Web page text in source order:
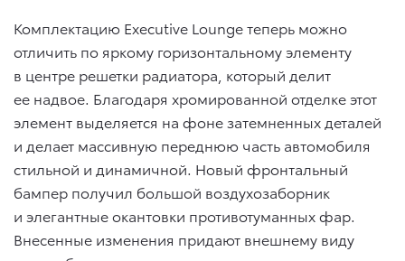
Комплектацию Executive Lounge теперь можно
отличить по яркому горизонтальному элементу
в центре решетки радиатора, который делит
ее надвое. Благодаря хромированной отделке этот
элемент выделяется на фоне затемненных деталей
и делает массивную переднюю часть автомобиля
стильной и динамичной. Новый фронтальный
бампер получил большой воздухозаборник
и элегантные окантовки противотуманных фар.
Внесенные изменения придают внешнему виду